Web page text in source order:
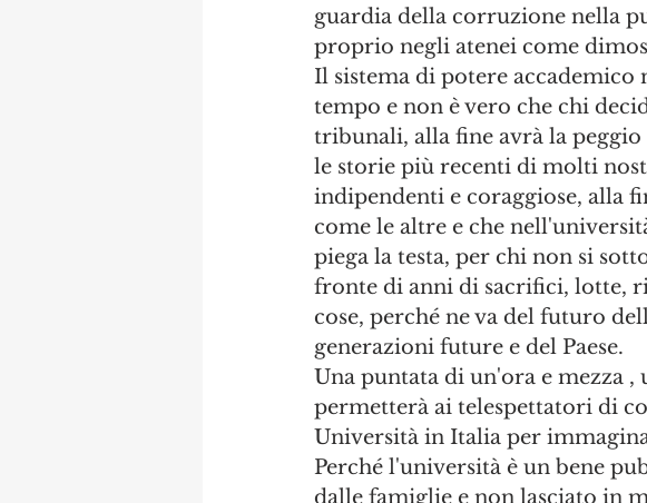
guardia della corruzione nella
proprio negli atenei come
Il sistema di potere accademico
tempo e non è vero che chi
tribunali, alla fine avrà la peggio
le storie più recenti di molti
indipendenti e coraggiose, alla
come le altre e che
piega la testa, per chi non si
fronte di anni di sacrifici, lotte,
cose, perché ne va del futuro
generazioni future e del Paese.
Una puntata di un'ora e mezza
permetterà ai telespettatori di
Università in Italia per
Perché l'università è un bene
dalle famiglie e non lasciato in